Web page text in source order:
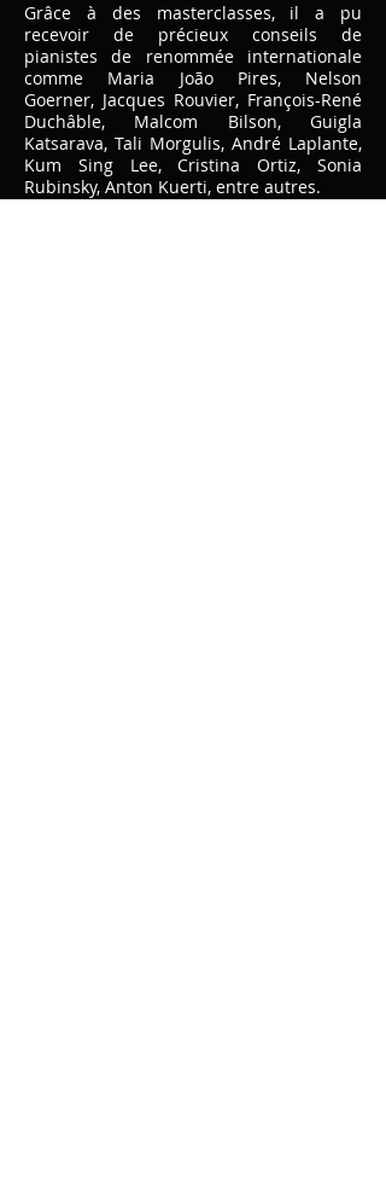
Grâce à des masterclasses, il a pu
recevoir de précieux conseils de
pianistes de renommée internationale
comme Maria João Pires, Nelson
Goerner, Jacques Rouvier, François-René
Duchâble, Malcom Bilson, Guigla
Katsarava, Tali Morgulis, André Laplante,
Kum Sing Lee, Cristina Ortiz, Sonia
Rubinsky, Anton Kuerti, entre autres.